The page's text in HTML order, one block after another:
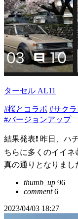
ターセル AL11
#桜とコラボ #サク
#バージョンアップ
結果発表❗️ 昨日、
ちらに多くのイイ
真の通りとなりまし
thumb_up 96
comment6
2023/04/03 18:27